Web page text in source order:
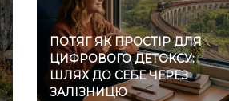
ПОТЯГ ЯК ПРОСТІР ДЛЯ
ЦИФРОВОГО ДЕТОКСУ:
ШЛЯХ ДО СЕБЕ ЧЕРЕЗ
ЗАЛІЗНИЦЮ